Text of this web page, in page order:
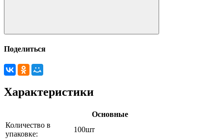
Поделиться
Характеристики
Основные
Количество в
упаковке:
100шт